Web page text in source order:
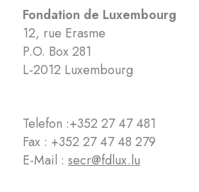
Fondation de Luxembourg
12, rue Erasme
P.O. Box 281
L-2012 Luxembourg
Telefon :+352 27 47 481
Fax : +352 27 47 48 279
E-Mail : secr@fdlux.lu